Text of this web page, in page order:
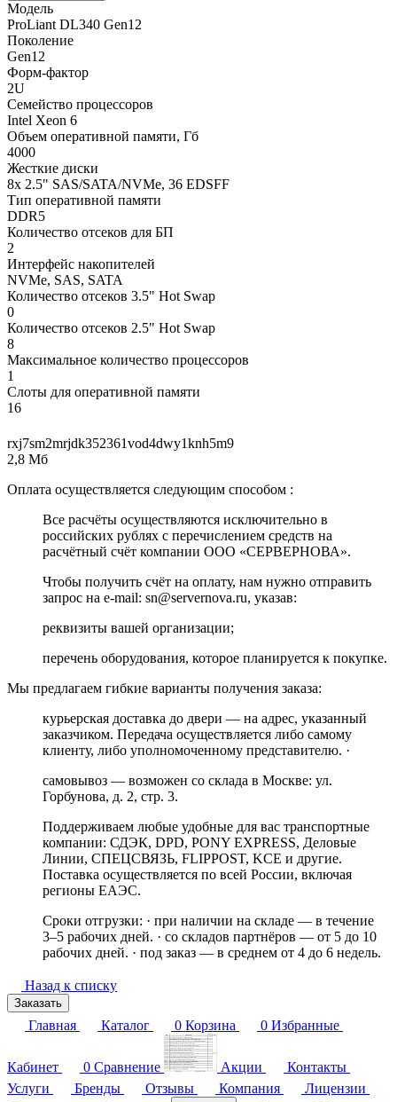
Модель
ProLiant DL340 Gen12
Поколение
Gen12
Форм-фактор
2U
Семейство процессоров
Intel Xeon 6
Объем оперативной памяти, Гб
4000
Жесткие диски
8x 2.5" SAS/SATA/NVMe, 36 EDSFF
Тип оперативной памяти
DDR5
Количество отсеков для БП
2
Интерфейс накопителей
NVMe, SAS, SATA
Количество отсеков 3.5" Hot Swap
0
Количество отсеков 2.5" Hot Swap
8
Максимальное количество процессоров
1
Слоты для оперативной памяти
16
rxj7sm2mrjdk352361vod4dwy1knh5m9
2,8 Мб
Оплата осуществляется следующим способом :
Все расчёты осуществляются исключительно в
российских рублях с перечислением средств на
расчётный счёт компании ООО «СЕРВЕРНОВА».
Чтобы получить счёт на оплату, нам нужно отправить
запрос на e-mail: sn@servernova.ru, указав:
реквизиты вашей организации;
перечень оборудования, которое планируется к покупке.
Мы предлагаем гибкие варианты получения заказа:
курьерская доставка до двери — на адрес, указанный
заказчиком. Передача осуществляется либо самому
клиенту, либо уполномоченному представителю. ·
самовывоз — возможен со склада в Москве: ул.
Горбунова, д. 2, стр. 3.
Поддерживаем любые удобные для вас транспортные
компании: СДЭК, DPD, PONY EXPRESS, Деловые
Линии, СПЕЦСВЯЗЬ, FLIPPOST, KCE и другие.
Поставка осуществляется по всей России, включая
регионы ЕАЭС.
Сроки отгрузки: · при наличии на складе — в течение
3–5 рабочих дней. · со складов партнёров — от 5 до 10
рабочих дней. · под заказ — в среднем от 4 до 6 недель.
Назад к списку
Заказать
Главная Каталог 0 Корзина 0 Избранные
Кабинет 0 Сравнение Акции
Контакты
Услуги
Бренды Отзывы Компания
Лицензии